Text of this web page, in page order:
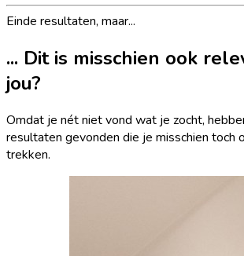
Einde resultaten, maar...
... Dit is misschien ook
jou?
Omdat je nét niet vond wat je zocht,
resultaten gevonden die je misschien toch
trekken.